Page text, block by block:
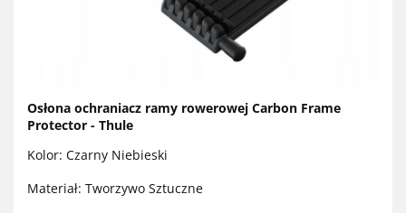
Osłona ochraniacz ramy rowerowej Carbon Frame
Protector - Thule
Kolor: Czarny Niebieski
Materiał: Tworzywo Sztuczne